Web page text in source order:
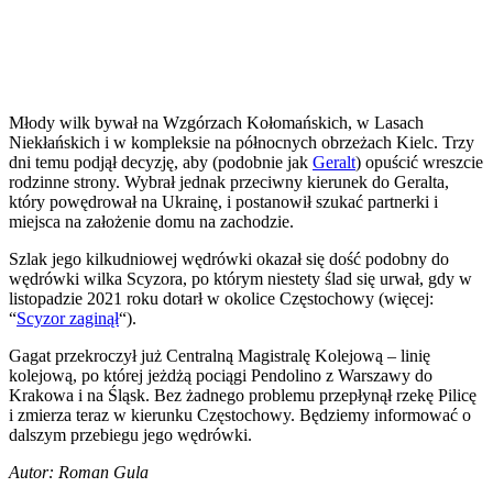
Młody wilk bywał na Wzgórzach Kołomańskich, w Lasach
Niekłańskich i w kompleksie na północnych obrzeżach Kielc. Trzy
dni temu podjął decyzję, aby (podobnie jak Geralt) opuścić wreszcie
rodzinne strony. Wybrał jednak przeciwny kierunek do Geralta,
który powędrował na Ukrainę, i postanowił szukać partnerki i
miejsca na założenie domu na zachodzie.
Szlak jego kilkudniowej wędrówki okazał się dość podobny do
wędrówki wilka Scyzora, po którym niestety ślad się urwał, gdy w
listopadzie 2021 roku dotarł w okolice Częstochowy (więcej:
“Scyzor zaginął“).
Gagat przekroczył już Centralną Magistralę Kolejową – linię
kolejową, po której jeżdżą pociągi Pendolino z Warszawy do
Krakowa i na Śląsk. Bez żadnego problemu przepłynął rzekę Pilicę
i zmierza teraz w kierunku Częstochowy. Będziemy informować o
dalszym przebiegu jego wędrówki.
Autor: Roman Gula